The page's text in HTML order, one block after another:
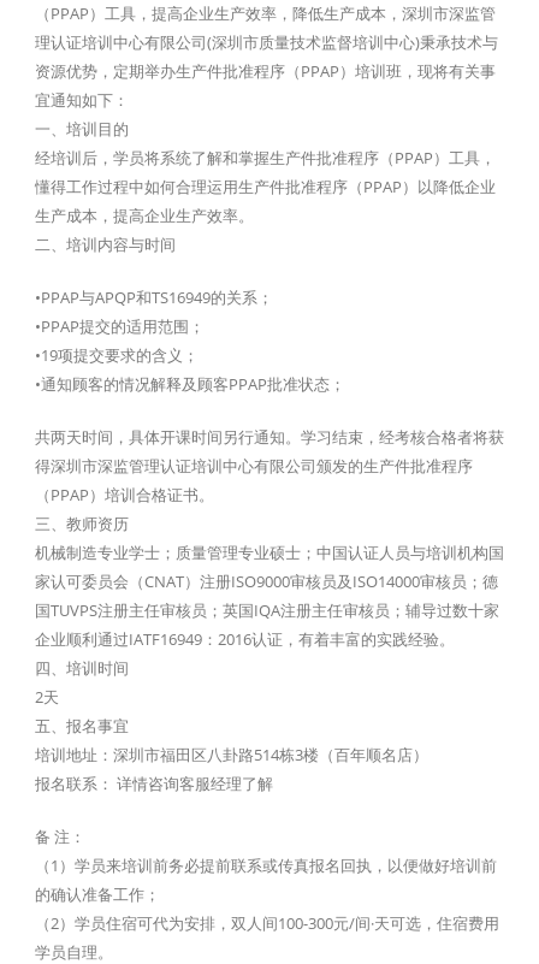
（PPAP）工具，提高企业生产效率，降低生产成本，深圳市深监管
理认证培训中心有限公司(深圳市质量技术监督培训中心)秉承技术与
资源优势，定期举办生产件批准程序（PPAP）培训班，现将有关事
宜通知如下：
一、培训目的
经培训后，学员将系统了解和掌握生产件批准程序（PPAP）工具，
懂得工作过程中如何合理运用生产件批准程序（PPAP）以降低企业
生产成本，提高企业生产效率。
二、培训内容与时间
•PPAP与APQP和TS16949的关系；
•PPAP提交的适用范围；
•19项提交要求的含义；
•通知顾客的情况解释及顾客PPAP批准状态；
共两天时间，具体开课时间另行通知。学习结束，经考核合格者将获
得深圳市深监管理认证培训中心有限公司颁发的生产件批准程序
（PPAP）培训合格证书。
三、教师资历
机械制造专业学士；质量管理专业硕士；中国认证人员与培训机构国
家认可委员会（CNAT）注册ISO9000审核员及ISO14000审核员；德
国TUVPS注册主任审核员；英国IQA注册主任审核员；辅导过数十家
企业顺利通过IATF16949：2016认证，有着丰富的实践经验。
四、培训时间
2天
五、报名事宜
培训地址：深圳市福田区八卦路514栋3楼（百年顺名店）
报名联系： 详情咨询客服经理了解
备 注：
（1）学员来培训前务必提前联系或传真报名回执，以便做好培训前
的确认准备工作；
（2）学员住宿可代为安排，双人间100-300元/间·天可选，住宿费用
学员自理。